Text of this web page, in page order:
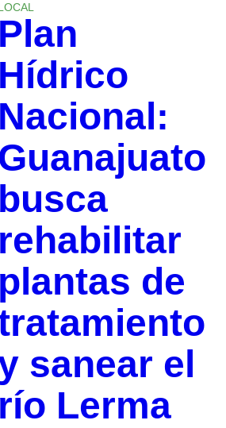
Plan
Hídrico
Nacional:
Guanajuato
busca
rehabilitar
plantas de
sanear el
río Lerma